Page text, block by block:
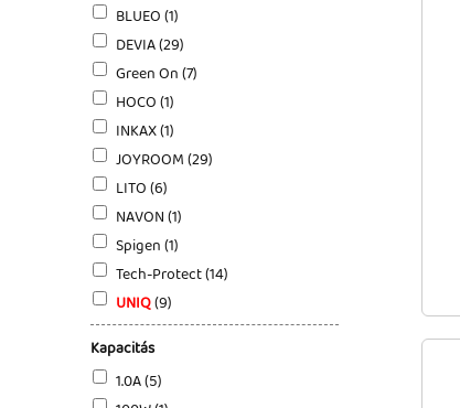
BLUEO (1)
DEVIA (29)
Green On (7)
HOCO (1)
INKAX (1)
JOYROOM (29)
LITO (6)
NAVON (1)
Spigen (1)
Tech-Protect (14)
UNIQ(9)
Kapacitás
1.0A (5)